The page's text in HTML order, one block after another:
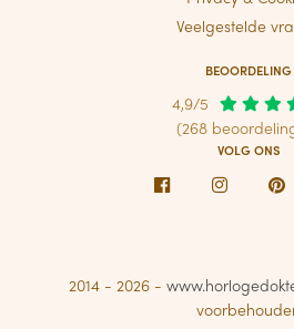
Veelgestelde
BEOORDELING
4,9/5
(268
VOLG ONS
Facebook Instagram
2014 - 2026 -